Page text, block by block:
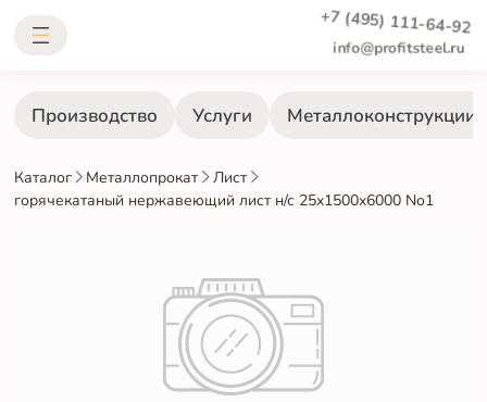
+7 (495) 111-64-92
info@profitsteel.ru
Производство Услуги Металлоконструкции
Каталог Металлопрокат
Лист
горячекатаный нержавеющий лист н/с 25х1500х6000 No1